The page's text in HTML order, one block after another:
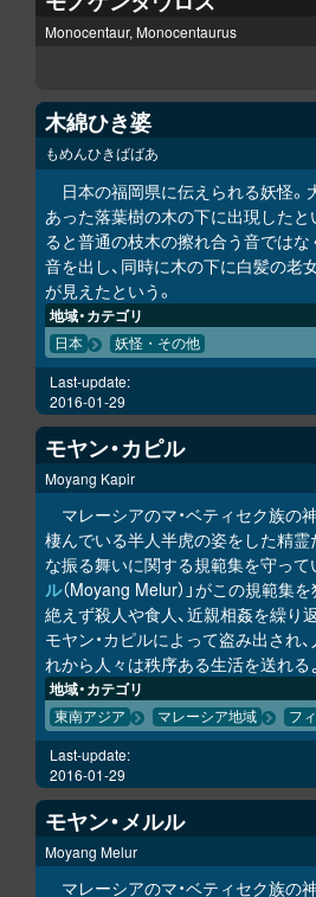
Monocentaur, Monocentaurus
木綿ひき婆
もめんひきばばあ
日本の福岡県に伝えられる妖怪
あった落葉樹の木の下に出現した
ると普通の枝木の擦れ合う音ではな
音を出し、同時に木の下に白髪の老
が見えたという。
地域・カテゴリ
日本 妖怪・その他
Last-update:
2016-01-29
モヤン・カピル
Moyang Kapir
マレーシアのマ・ベティセク族の
棲んでいる半人半虎の姿をした精霊
な振る舞いに関する規範集を守って
ル（Moyang Melur）」がこの規範集
絶えず殺人や食人、近親相姦を繰り
モヤン・カピルによって盗み出され
れから人々は秩序ある生活を送れる
地域・カテゴリ
東南アジア マレーシア地域 フ
Last-update:
2016-01-29
モヤン・メルル
Moyang Melur
マレーシアのマ・ベティセク族の